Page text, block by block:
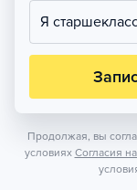
Я
Продолжая, вы
условиях Согласия